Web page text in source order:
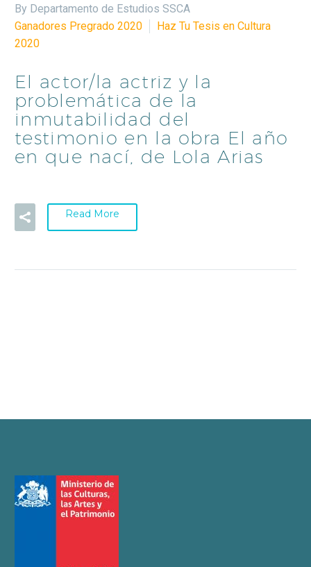
By Departamento de Estudios SSCA
Ganadores Pregrado 2020
Haz Tu Tesis en Cultura
2020
El actor/la actriz y la
problemática de la
inmutabilidad del
testimonio en la obra El año
en que nací, de Lola Arias
Read More